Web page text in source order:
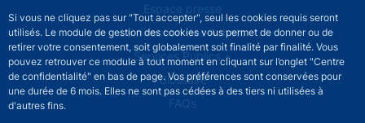
Si vous ne cliquez pas sur "Tout accepter", seul les cookies requis seront
utilisés. Le module de gestion des cookies vous permet de donner ou de
retirer votre consentement, soit globalement soit finalité par finalité. Vous
pouvez retrouver ce module à tout moment en cliquant sur l’onglet "Centre
de confidentialité" en bas de page. Vos préférences sont conservées pour
une durée de 6 mois. Elles ne sont pas cédées à des tiers ni utilisées à
d'autres fins.
Espace presse
La direction des Achats
Services Publics +
Glossaire
FAQs